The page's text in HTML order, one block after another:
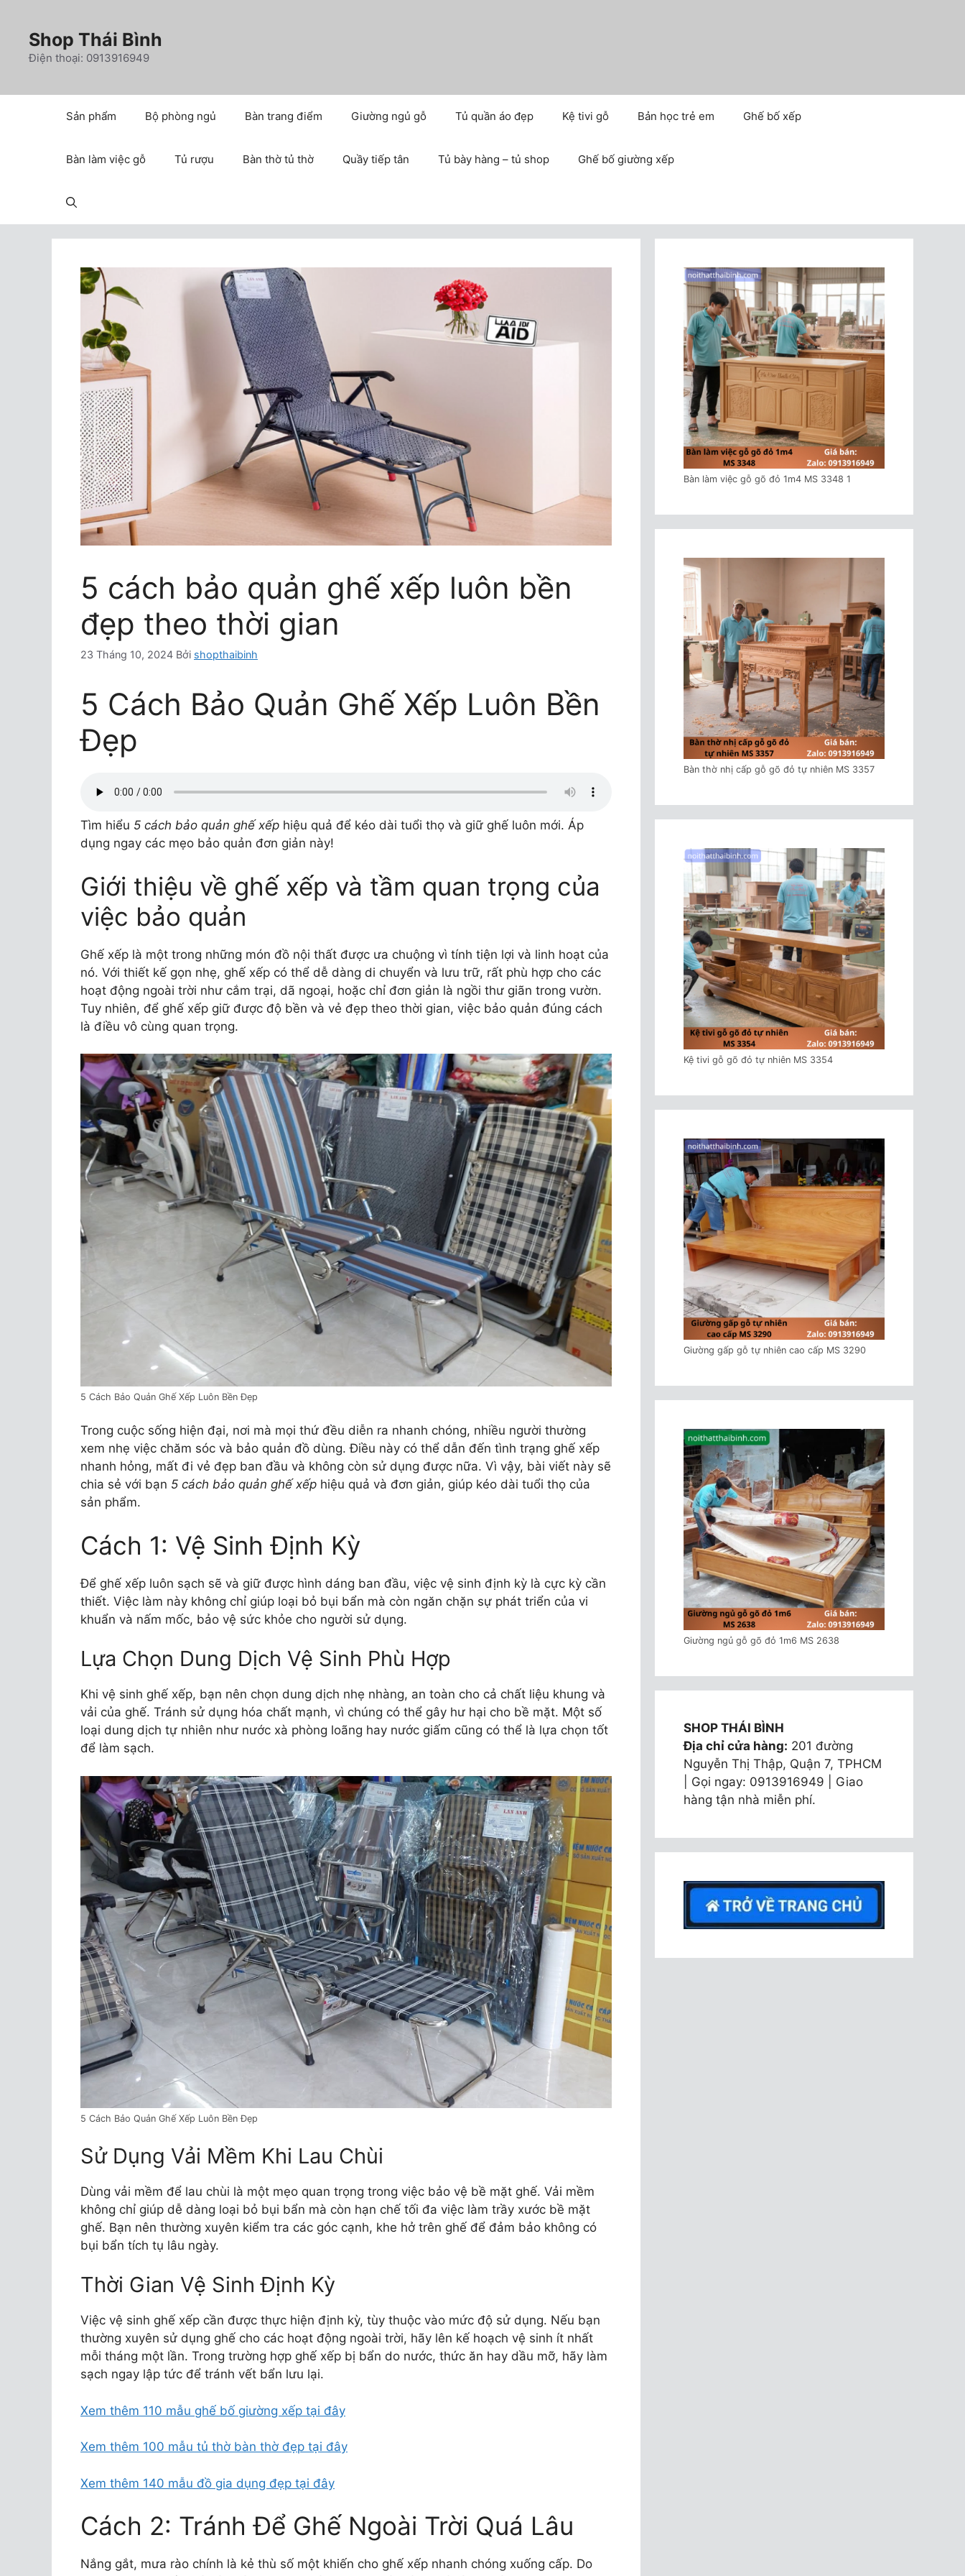
dung
Shop Thái Bình
Điện thoại: 0913916949
Sản phẩm Bộ phòng ngủ Bàn trang điểm Giường ngủ gỗ Tủ quần áo đẹp Kệ tivi gỗ Bản học trẻ em Ghế bố xếp
Bàn làm việc gỗ Tủ rượu Bàn thờ tủ thờ Quầy tiếp tân Tủ bày hàng – tủ shop Ghế bố giường xếp
5 cách bảo quản ghế xếp luôn bền
đẹp theo thời gian
23 Tháng 10, 2024 Bởi shopthaibinh
5 Cách Bảo Quản Ghế Xếp Luôn Bền
Đẹp
Tìm hiểu 5 cách bảo quản ghế xếp hiệu quả để kéo dài tuổi thọ và giữ ghế luôn mới. Áp
dụng ngay các mẹo bảo quản đơn giản này!
Giới thiệu về ghế xếp và tầm quan trọng của
việc bảo quản
Ghế xếp là một trong những món đồ nội thất được ưa chuộng vì tính tiện lợi và linh hoạt của
nó. Với thiết kế gọn nhẹ, ghế xếp có thể dễ dàng di chuyển và lưu trữ, rất phù hợp cho các
hoạt động ngoài trời như cắm trại, dã ngoại, hoặc chỉ đơn giản là ngồi thư giãn trong vườn.
Tuy nhiên, để ghế xếp giữ được độ bền và vẻ đẹp theo thời gian, việc bảo quản đúng cách
là điều vô cùng quan trọng.
5 Cách Bảo Quản Ghế Xếp Luôn Bền Đẹp
Trong cuộc sống hiện đại, nơi mà mọi thứ đều diễn ra nhanh chóng, nhiều người thường
xem nhẹ việc chăm sóc và bảo quản đồ dùng. Điều này có thể dẫn đến tình trạng ghế xếp
nhanh hỏng, mất đi vẻ đẹp ban đầu và không còn sử dụng được nữa. Vì vậy, bài viết này sẽ
chia sẻ với bạn 5 cách bảo quản ghế xếp hiệu quả và đơn giản, giúp kéo dài tuổi thọ của
sản phẩm.
Cách 1: Vệ Sinh Định Kỳ
Để ghế xếp luôn sạch sẽ và giữ được hình dáng ban đầu, việc vệ sinh định kỳ là cực kỳ cần
thiết. Việc làm này không chỉ giúp loại bỏ bụi bẩn mà còn ngăn chặn sự phát triển của vi
khuẩn và nấm mốc, bảo vệ sức khỏe cho người sử dụng.
Lựa Chọn Dung Dịch Vệ Sinh Phù Hợp
Khi vệ sinh ghế xếp, bạn nên chọn dung dịch nhẹ nhàng, an toàn cho cả chất liệu khung và
vải của ghế. Tránh sử dụng hóa chất mạnh, vì chúng có thể gây hư hại cho bề mặt. Một số
loại dung dịch tự nhiên như nước xà phòng loãng hay nước giấm cũng có thể là lựa chọn tốt
để làm sạch.
5 Cách Bảo Quản Ghế Xếp Luôn Bền Đẹp
Sử Dụng Vải Mềm Khi Lau Chùi
Dùng vải mềm để lau chùi là một mẹo quan trọng trong việc bảo vệ bề mặt ghế. Vải mềm
không chỉ giúp dễ dàng loại bỏ bụi bẩn mà còn hạn chế tối đa việc làm trầy xước bề mặt
ghế. Bạn nên thường xuyên kiểm tra các góc cạnh, khe hở trên ghế để đảm bảo không có
bụi bẩn tích tụ lâu ngày.
Thời Gian Vệ Sinh Định Kỳ
Việc vệ sinh ghế xếp cần được thực hiện định kỳ, tùy thuộc vào mức độ sử dụng. Nếu bạn
thường xuyên sử dụng ghế cho các hoạt động ngoài trời, hãy lên kế hoạch vệ sinh ít nhất
mỗi tháng một lần. Trong trường hợp ghế xếp bị bẩn do nước, thức ăn hay dầu mỡ, hãy làm
sạch ngay lập tức để tránh vết bẩn lưu lại.
Xem thêm 110 mẫu ghế bố giường xếp tại đây
Xem thêm 100 mẫu tủ thờ bàn thờ đẹp tại đây
Xem thêm 140 mẫu đồ gia dụng đẹp tại đây
Cách 2: Tránh Để Ghế Ngoài Trời Quá Lâu
Nắng gắt, mưa rào chính là kẻ thù số một khiến cho ghế xếp nhanh chóng xuống cấp. Do
Bàn làm việc gỗ gõ đỏ 1m4 MS 3348 1
Bàn thờ nhị cấp gỗ gõ đỏ tự nhiên MS 3357
Kệ tivi gỗ gõ đỏ tự nhiên MS 3354
Giường gấp gỗ tự nhiên cao cấp MS 3290
Giường ngủ gỗ gõ đỏ 1m6 MS 2638
SHOP THÁI BÌNH
Địa chỉ cửa hàng: 201 đường
Nguyễn Thị Thập, Quận 7, TPHCM
| Gọi ngay: 0913916949 | Giao
hàng tận nhà miễn phí.